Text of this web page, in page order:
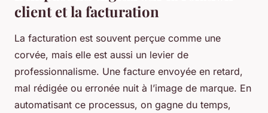
client et la facturation
La facturation est souvent perçue comme une
corvée, mais elle est aussi un levier de
professionnalisme. Une facture envoyée en retard,
mal rédigée ou erronée nuit à l’image de marque. En
automatisant ce processus, on gagne du temps,